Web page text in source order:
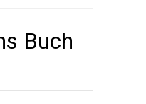
Buch